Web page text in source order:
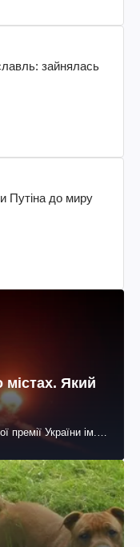
зайнялась
Путіна до миру
містах. Який
премії України ім.